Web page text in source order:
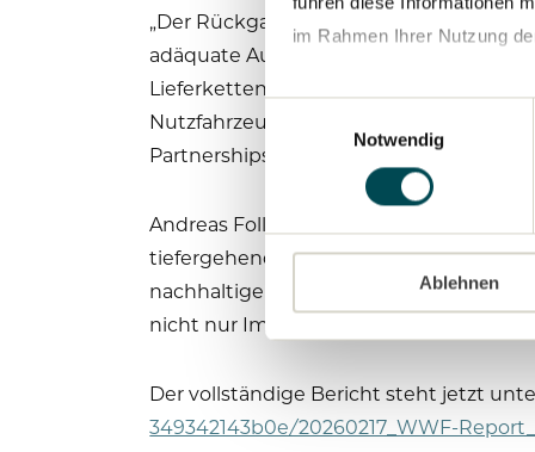
im Rahmen Ihrer Nutzung
Datenschutzerklärung
Notwendig
Ablehnen
„Der Rückgang der natürlichen
adäquate Auseinandersetzung mit
Lieferketten und eröffnet gleichzeitig
Nutzfahrzeugbranche aufzuzeigen,
Partnerships beim WWF Schweden.
Andreas Follér, Chief Sustainability
tiefergehendes Verständnis dafür
nachhaltiger gestaltet werden und
nicht nur Impulse für naturbezogenes
Der vollständige Bericht steht jetzt
349342143b0e/20260217_WWF-